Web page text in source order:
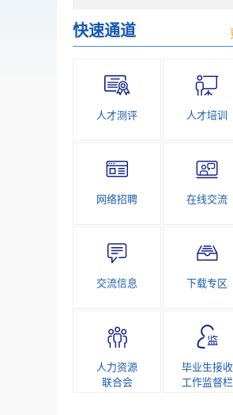
快速通道
人才测评 人才培训
网络招聘 在线交流
交流信息 下载专区
人力资源
联合会
毕业生接收
工作监督栏